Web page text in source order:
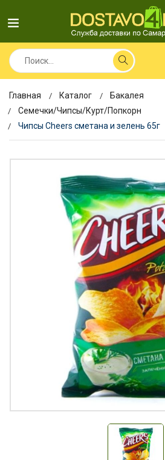
Главная Каталог
Бакалея
Семечки/Чипсы/Курт/Попкорн
Чипсы Cheers сметана и зелень 65г